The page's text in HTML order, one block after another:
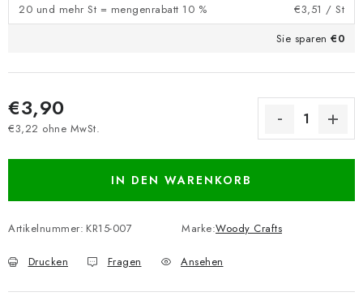
20 und mehr St = mengenrabatt 10 %
€3,51 / St
Sie sparen €0
€3,90
€3,22 ohne MwSt.
IN DEN WARENKORB
Artikelnummer: KR15-007 Marke:Woody Crafts
Drucken Fragen Ansehen